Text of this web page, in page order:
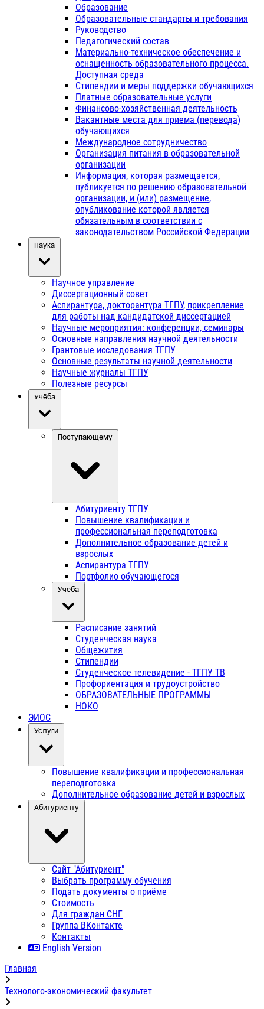
Образование
Образовательные стандарты и требования
Руководство
Педагогический состав
Материально-техническое обеспечение и
оснащенность образовательного процесса.
Доступная среда
Стипендии и меры поддержки обучающихся
Платные образовательные услуги
Финансово-хозяйственная деятельность
Вакантные места для приема (перевода)
обучающихся
Международное сотрудничество
Организация питания в образовательной
организации
Информация, которая размещается,
публикуется по решению образовательной
организации, и (или) размещение,
опубликование которой является
обязательным в соответствии с
законодательством Российской Федерации
Наука
Научное управление
Диссертационный совет
Аспирантура, докторантура ТГПУ, прикрепление
для работы над кандидатской диссертацией
Научные мероприятия: конференции, семинары
Основные направления научной деятельности
Грантовые исследования ТГПУ
Основные результаты научной деятельности
Научные журналы ТГПУ
Полезные ресурсы
Учёба
Поступающему
Абитуриенту ТГПУ
Повышение квалификации и
профессиональная переподготовка
Дополнительное образование детей и
взрослых
Аспирантура ТГПУ
Портфолио обучающегося
Учёба
Расписание занятий
Студенческая наука
Общежития
Стипендии
Студенческое телевидение - ТГПУ ТВ
Профориентация и трудоустройство
ОБРАЗОВАТЕЛЬНЫЕ ПРОГРАММЫ
НОКО
ЭИОС
Услуги
Повышение квалификации и профессиональная
переподготовка
Дополнительное образование детей и взрослых
Абитуриенту
Сайт "Абитуриент"
Выбрать программу обучения
Подать документы о приёме
Стоимость
Для граждан СНГ
Группа ВКонтакте
Контакты
English Version
Главная
Технолого-экономический факультет